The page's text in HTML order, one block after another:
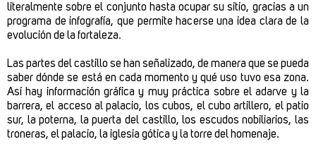
literalmente sobre el conjunto hasta ocupar su sitio, gracias a un
programa de infografía, que permite hacerse una idea clara de la
evolución de la fortaleza.
Las partes del castillo se han señalizado, de manera que se pueda
saber dónde se está en cada momento y qué uso tuvo esa zona.
Así hay información gráfica y muy práctica sobre el adarve y la
barrera, el acceso al palacio, los cubos, el cubo artillero, el patio
sur, la poterna, la puerta del castillo, los escudos nobiliarios, las
troneras, el palacio, la iglesia gótica y la torre del homenaje.